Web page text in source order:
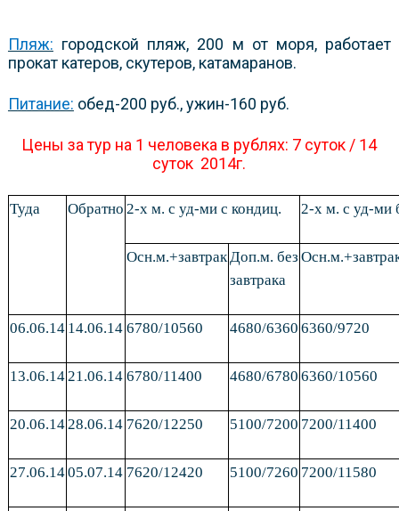
Пляж: городской пляж, 200 м от моря, работает
прокат катеров, скутеров, катамаранов.
Питание: обед-200 руб., ужин-160 руб.
Цены за тур на 1 человека в рублях: 7 суток / 14
суток 2014г.
Туда Обратно 2-х м. с уд-ми с кондиц. 2-х м. с уд-ми
Осн.м.+завтракДоп.м. без
завтрака
06.06.14 14.06.14 6780/10560 4680/6360 6360/9720
13.06.1421.06.14 6780/11400 4680/6780 6360/10560
20.06.1428.06.14 7620/12250 5100/7200 7200/11400
27.06.1405.07.14 7620/12420 5100/7260 7200/11580